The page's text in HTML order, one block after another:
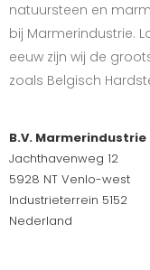
natuursteen en
bij Marmerindustrie.
eeuw zijn wij de
zoals Belgisch
B.V. Marmerindustrie
Jachthavenweg 12
5928 NT Venlo-west
Industrieterrein 5152
Nederland